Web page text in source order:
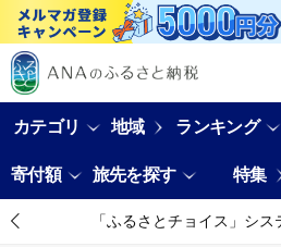
カテゴリ 地域 ランキング
寄付額 旅先を探す 特集
「ふるさとチョイス」シ